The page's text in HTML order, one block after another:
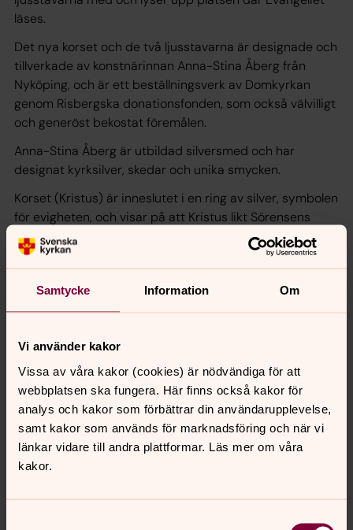
Samtycke Information Om
Vi använder kakor
Vissa av våra kakor (cookies) är nödvändiga för att
webbplatsen ska fungera. Här finns också kakor för
analys och kakor som förbättrar din användarupplevelse,
samt kakor som används för marknadsföring och när vi
länkar vidare till andra plattformar. Läs mer om våra
kakor.
läses.
Det nya korset och de två ljusstavarna är designade och
tillverkade av konstnärinnan Anna-Stina Åberg från
Nyköping, och är ett beställningsverk av Domkyrkan
genom Risbergska donationsfonden, som också välvilligt
och generöst bekostat föremålen.
Anna-Stina Åberg är utbildad silversmed och har
designat kyrksilver, skedar och unika smycken.
Korset (Kristus) är inneslutet i en ring av silver, symbolen
för evigheten, och visar på att Kristus likt Sörensens
Jesus på altartavlan, stiger ut ur evigheten och in i vår
tid för att möta oss med Guds kärlek.
Ljusstavarnas färg är blå, Marias färg, som en
påminnelse om att Jesus kom till oss genom Jungfru
Vi gläder oss mycket över det nya processionskorset
som kommer att användas vid större högtider.
Senast ändrad 25 oktober 2016
Synpunkter eller frågor på sidans
linkoping.kyrkoforvaltning@svenskakyrkan.se